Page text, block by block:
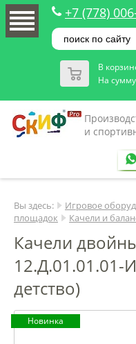
+7 (778)
В
На сумму
и
Вы здесь: Игровое
площадок
Качели и
Качели
12.Д.01.01.01-
детство)
Новинка